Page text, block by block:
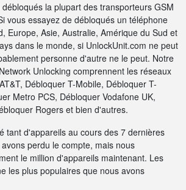
la plupart des transporteurs GSM
vous essayez de débloqués un téléphone
Europe, Asie, Australie, Amérique du Sud et
dans le monde, si UnlockUnit.com ne peut
personne d'autre ne le peut. Notre
Unlocking comprennent les réseaux
Débloquer T-Mobile, Débloquer T-
Metro PCS, Débloquer Vodafone UK,
Rogers et bien d'autres.
tant d'appareils au cours des 7 dernières
perdu le compte, mais nous
le million d'appareils maintenant. Les
les plus populaires que nous avons